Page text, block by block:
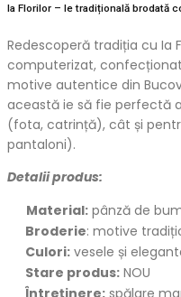
Ia Florilor – Ie tradițională brodată
Redescoperă tradiția cu Ia
computerizat,
motive autentice din
această ie să fie perfectă
(fota, catrință), cât și
pantaloni).
Detalii produs:
Material: pânză de
Broderie: motive
Culori: vesele și
Stare produs: NOU
Întreținere: spălare